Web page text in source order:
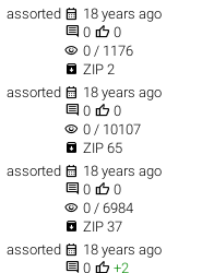
assorted  18 years ago
 0  0
visibility 0 / 1176
 ZIP 2
assorted  18 years ago
 0  0
visibility 0 / 10107
 ZIP 65
assorted  18 years ago
 0  0
visibility 0 / 6984
 ZIP 37
assorted  18 years ago
 0  +2